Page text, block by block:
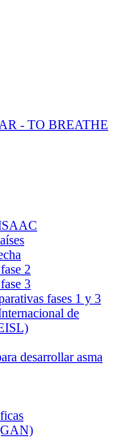
2
3
fases 1 y 3
de
desarrollar asma